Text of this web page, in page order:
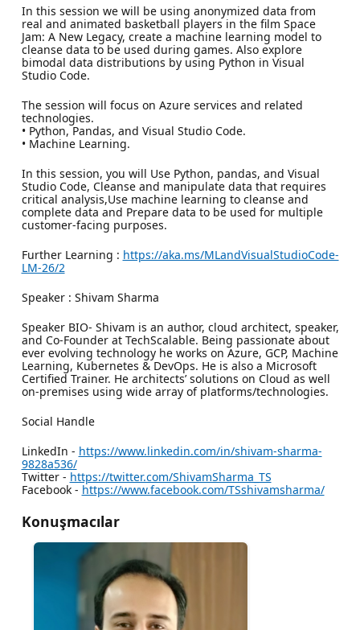
In this session we will be using anonymized data from
real and animated basketball players in the film Space
Jam: A New Legacy, create a machine learning model to
cleanse data to be used during games. Also explore
bimodal data distributions by using Python in Visual
Studio Code.
The session will focus on Azure services and related
technologies.
• Python, Pandas, and Visual Studio Code.
• Machine Learning.
In this session, you will Use Python, pandas, and Visual
Studio Code, Cleanse and manipulate data that requires
critical analysis,Use machine learning to cleanse and
complete data and Prepare data to be used for multiple
customer-facing purposes.
Further Learning : https://aka.ms/MLandVisualStudioCode-
LM-26/2
Speaker : Shivam Sharma
Speaker BIO- Shivam is an author, cloud architect, speaker,
and Co-Founder at TechScalable. Being passionate about
ever evolving technology he works on Azure, GCP, Machine
Learning, Kubernetes & DevOps. He is also a Microsoft
Certified Trainer. He architects’ solutions on Cloud as well
on-premises using wide array of platforms/technologies.
Social Handle
LinkedIn - https://www.linkedin.com/in/shivam-sharma-
9828a536/
Twitter - https://twitter.com/ShivamSharma_TS
Facebook - https://www.facebook.com/TSshivamsharma/
Konuşmacılar